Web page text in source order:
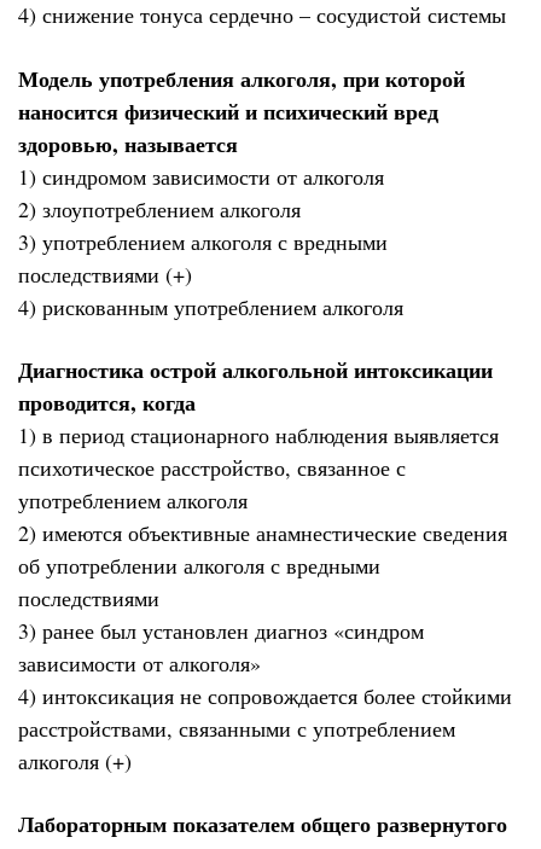
4) снижение тонуса сердечно – сосудистой системы
Модель употребления алкоголя, при которой
наносится физический и психический вред
здоровью, называется
1) синдромом зависимости от алкоголя
2) злоупотреблением алкоголя
3) употреблением алкоголя с вредными
последствиями (+)
4) рискованным употреблением алкоголя
Диагностика острой алкогольной интоксикации
проводится, когда
1) в период стационарного наблюдения выявляется
психотическое расстройство, связанное с
употреблением алкоголя
2) имеются объективные анамнестические сведения
об употреблении алкоголя с вредными
последствиями
3) ранее был установлен диагноз «синдром
зависимости от алкоголя»
4) интоксикация не сопровождается более стойкими
расстройствами, связанными с употреблением
алкоголя (+)
Лабораторным показателем общего развернутого